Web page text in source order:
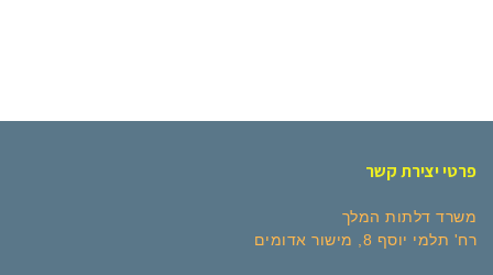
פרטי יצירת קשר
משרד דלתות המלך
רח' תלמי יוסף 8, מישור אדומים